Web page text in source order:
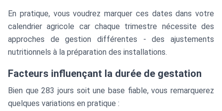
En pratique, vous voudrez marquer ces dates dans votre
calendrier agricole car chaque trimestre nécessite des
approches de gestion différentes - des ajustements
nutritionnels à la préparation des installations.
Facteurs influençant la durée de gestation
Bien que 283 jours soit une base fiable, vous remarquerez
quelques variations en pratique :